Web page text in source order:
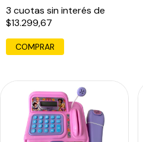
3 cuotas sin interés de
$13.299,67